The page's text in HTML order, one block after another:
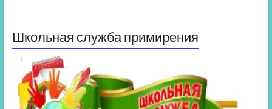
Школьная служба примирения